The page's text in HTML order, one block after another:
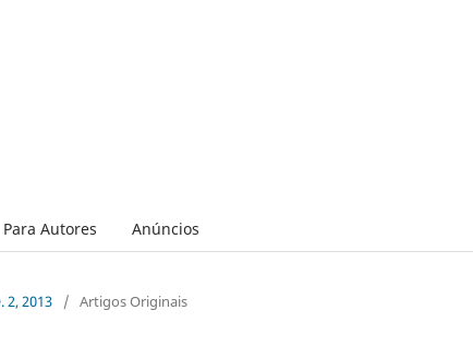
Para Autores Anúncios
2, 2013 / Artigos Originais